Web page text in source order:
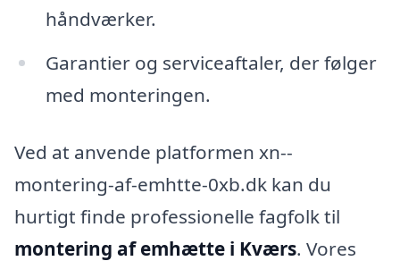
håndværker.
Garantier og serviceaftaler, der følger
med monteringen.
Ved at anvende platformen xn--
montering-af-emhtte-0xb.dk kan du
hurtigt finde professionelle fagfolk til
montering af emhætte i Kværs. Vores